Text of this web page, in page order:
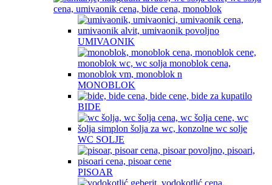
UMIVAONIK
MONOBLOK
BIDE
WC SOLJE
PISOAR